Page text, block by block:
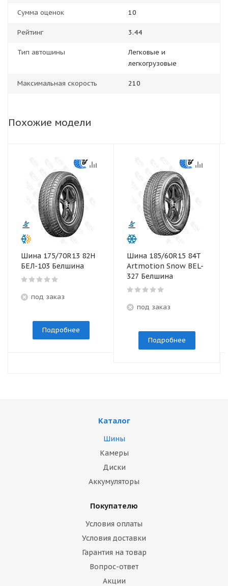
Сумма оценок 10
Рейтинг 3.44
Тип автошины
Легковые и
легкогрузовые
Максимальная скорость 210
Похожие модели
Шина 175/70R13 82Н
БЕЛ-103 Белшина
под заказ
Подробнее
Шина 185/60R15 84T
Artmotion Snow BEL-
327 Белшина
под заказ
Подробнее
Каталог
Шины
Камеры
Диски
Аккумуляторы
Покупателю
Условия оплаты
Условия доставки
Гарантия на товар
Вопрос-ответ
Акции